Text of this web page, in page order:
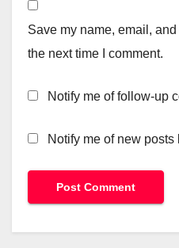
Save my name, email,
the next time I comment.
Notify me of follow-up
Notify me of new posts